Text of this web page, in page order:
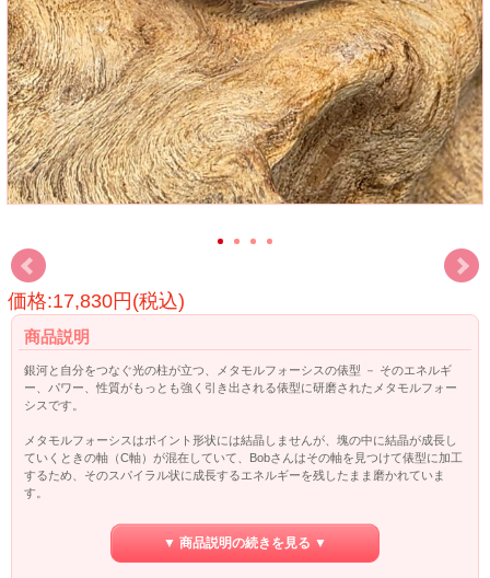
価格:17,830円(税込)
商品説明
銀河と自分をつなぐ光の柱が立つ、メタモルフォーシスの俵型 － そのエネルギ
ー、パワー、性質がもっとも強く引き出される俵型に研磨されたメタモルフォー
シスです。
メタモルフォーシスはポイント形状には結晶しませんが、塊の中に結晶が成長し
ていくときの軸（C軸）が混在していて、Bobさんはその軸を見つけて俵型に加工
するため、そのスパイラル状に成長するエネルギーを残したまま磨かれていま
す。
ひとつのメタモルフォーシスにひとりの天使が存在し、代替療法的な智慧を教え
てくれると言われています。▼ 商品説明の続きを見る ▼